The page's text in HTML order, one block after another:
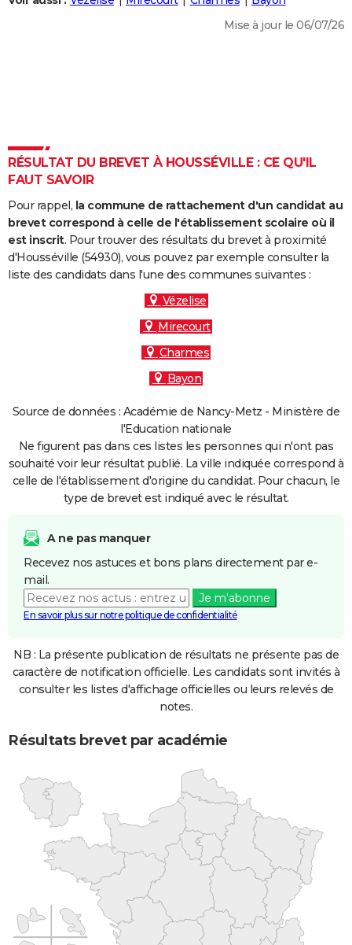
DICTIONNAIRE
Dictionnaire
Biographies
Citations
Expressions
Proverbes
PROGRAMME TV
COPAINS D'AVANT
S'inscrire
Se connecter
Lycées
Collèges
Primaires
Universités
Entreprises
Service militaire
Avis de recherche
AVIS DE DÉCÈS
FORUM
Mise à jour le 06/07/26
RÉSULTAT DU BREVET À HOUSSÉVILLE : CE QU'IL
FAUT SAVOIR
Pour rappel, la commune de rattachement d'un candidat au
brevet correspond à celle de l'établissement scolaire où il
est inscrit. Pour trouver des résultats du brevet à proximité
d'Housséville (54930), vous pouvez par exemple consulter la
liste des candidats dans l'une des communes suivantes :
Vézelise
Mirecourt
Charmes
Bayon
Source de données : Académie de Nancy-Metz - Ministère de
l'Education nationale
Ne figurent pas dans ces listes les personnes qui n'ont pas
souhaité voir leur résultat publié. La ville indiquée correspond à
celle de l'établissement d'origine du candidat. Pour chacun, le
type de brevet est indiqué avec le résultat.
A ne pas manquer
Recevez nos astuces et bons plans directement par e-
mail.
Je m'abonne
En savoir plus sur notre politique de confidentialité
NB : La présente publication de résultats ne présente pas de
caractère de notification officielle. Les candidats sont invités à
consulter les listes d'affichage officielles ou leurs relevés de
notes.
Résultats brevet par académie